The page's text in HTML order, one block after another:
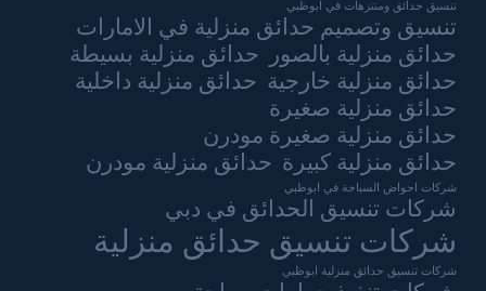
تنسيق حدائق ومنتزهات في ابوظبي
تنسيق وتصميم حدائق منزلية في الامارات
حدائق منزلية بالصور
حدائق منزلية بسيطة
حدائق منزلية خارجية حدائق منزلية داخلية
حدائق منزلية صغيرة
حدائق منزلية صغيرة مودرن
حدائق منزلية كبيرة حدائق منزلية مودرن
شركات احواض السباحة في ابوظبي
شركات تنسيق الحدائق في دبي
شركات تنسيق حدائق منزلية
شركات تنسيق حدائق منزلية ابوظبي